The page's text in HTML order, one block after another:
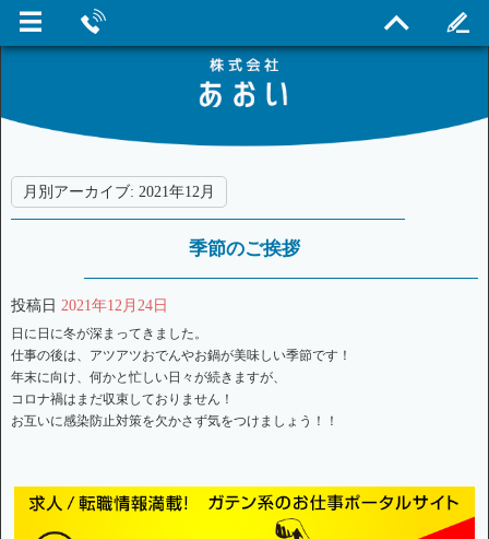
月別アーカイブ: 2021年12月
季節のご挨拶
投稿日 2021年12月24日
日に日に冬が深まってきました。
仕事の後は、アツアツおでんやお鍋が美味しい季節です！
年末に向け、何かと忙しい日々が続きますが、
コロナ禍はまだ収束しておりません！
お互いに感染防止対策を欠かさず気をつけましょう！！